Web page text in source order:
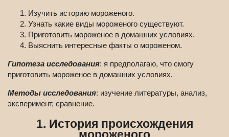
Изучить историю мороженого.
Узнать какие виды мороженого существуют.
Приготовить мороженое в домашних условиях.
Выяснить интересные факты о мороженом.
Гипотеза исследования: я предполагаю, что смогу
приготовить мороженое в домашних условиях.
Методы исследования: изучение литературы, анализ,
эксперимент, сравнение.
1. История происхождения